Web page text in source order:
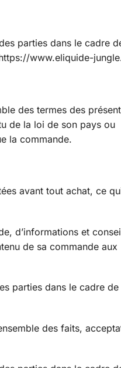
parties dans le cadre
www.eliquide-
des termes des
de la loi de son pays ou
la commande.
avant tout achat, ce
d’informations et
de sa commande aux
parties dans le cadre de
des faits,